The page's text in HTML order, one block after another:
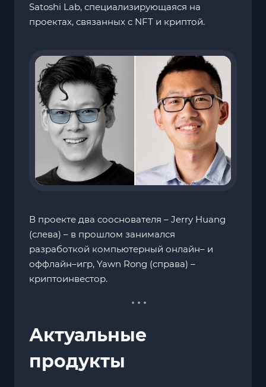
Satoshi Lab, специализирующаяся на
проектах, связанных с NFT и криптой.
В проекте два сооснователя – Jerry Huang
(слева) – в прошлом занимался
разработкой компьютерный онлайн– и
оффлайн–игр, Yawn Rong (справа) –
криптоинвестор.
Актуальные
продукты